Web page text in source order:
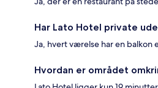
Har Lato Hotel private
Ja, hvert værelse har en balkon
Hvordan er området